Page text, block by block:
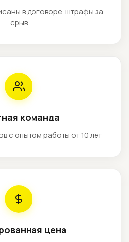
в договоре, штрафы за
срыв
команда
с опытом работы от 10 лет
цена